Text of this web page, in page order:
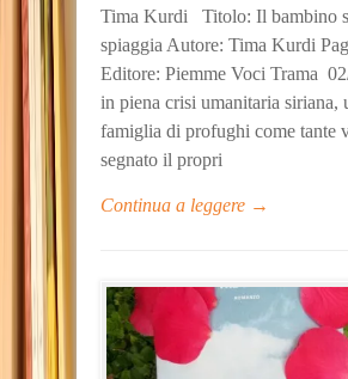
Tima Kurdi Titolo: Il bambino
spiaggia Autore: Tima Kurdi
Editore: Piemme Voci Trama
in piena crisi umanitaria siriana,
famiglia di profughi come tante
segnato il propri
Continua a leggere →